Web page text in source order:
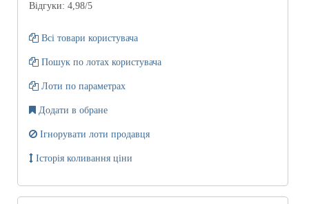
Відгуки: 4,98/5
Всі товари користувача
Пошук по лотах користувача
Лоти по параметрах
Додати в обране
Ігнорувати лоти продавця
Історія коливання ціни